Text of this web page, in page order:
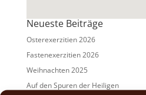
Neueste Beiträge
Osterexerzitien 2026
Fastenexerzitien 2026
Weihnachten 2025
Auf den Spuren der Heiligen